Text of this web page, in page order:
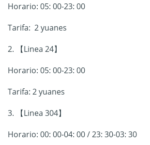
Horario: 05: 00-23: 00
Tarifa: 2 yuanes
2. 【Linea 24】
Horario: 05: 00-23: 00
Tarifa: 2 yuanes
3. 【Linea 304】
Horario: 00: 00-04: 00 / 23: 30-03: 30